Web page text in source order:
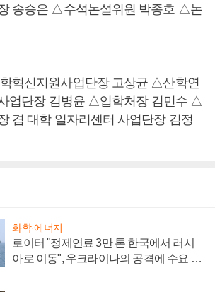
송승은 △수석논설위원 박종호 △논
혁신지원사업단장 고상균 △산학연
업단장 김병윤 △입학처장 김민수 △
겸 대학 일자리센터 사업단장 김정
화학·에너지
로이터 "정제연료 3만 톤 한국에서 러시
아로 이동", 우크라이나의 공격에 수요 늘